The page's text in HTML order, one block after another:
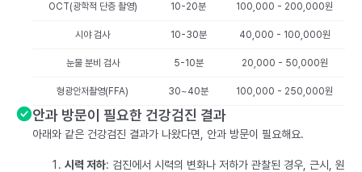
OCT(광학적 단층 촬영) 10-20분 100,000 - 200,000원
시야 검사 10-30분 40,000 - 100,000원
눈물 분비 검사 5-10분 20,000 - 50,000원
형광안저촬영(FFA) 30~40분 100,000 - 250,000원
안과 방문이 필요한 건강검진 결과
아래와 같은 건강검진 결과가 나왔다면, 안과 방문이 필요해요.
시력 저하: 검진에서 시력의 변화나 저하가 관찰된 경우, 근시, 원